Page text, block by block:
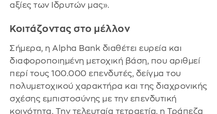
αξίες των Ιδρυτών μας».
Κοιτάζοντας στο μέλλον
Σήμερα, η Alpha Bank διαθέτει ευρεία και
διαφοροποιημένη μετοχική βάση, που αριθμεί
περί τους 100.000 επενδυτές, δείγμα του
πολυμετοχικού χαρακτήρα και της διαχρονικής
σχέσης εμπιστοσύνης με την επενδυτική
κοινότητα. Την τελευταία τετραετία, η Τράπεζα